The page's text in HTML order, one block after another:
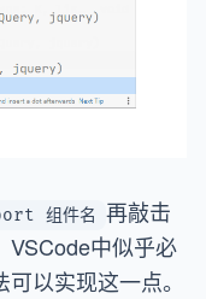
组件名 再敲击
VSCode中似乎必
以实现这一点。